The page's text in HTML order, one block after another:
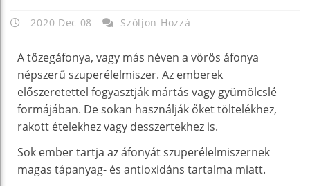
2020 Dec 08 Szóljon Hozzá
A tőzegáfonya, vagy más néven a vörös áfonya
népszerű szuperélelmiszer. Az emberek
előszeretettel fogyasztják mártás vagy gyümölcslé
formájában. De sokan használják őket töltelékhez,
rakott ételekhez vagy desszertekhez is.
Sok ember tartja az áfonyát szuperélelmiszernek
magas tápanyag- és antioxidáns tartalma miatt.